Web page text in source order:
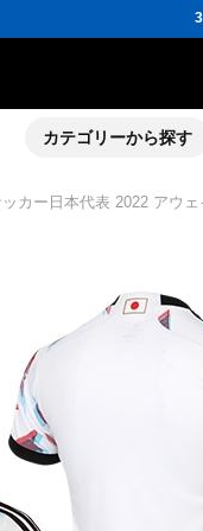
ポ
会員の方には
16,000円
ポ
会員の方には
カテゴリーから探す
カー日本代表 2022 アウ